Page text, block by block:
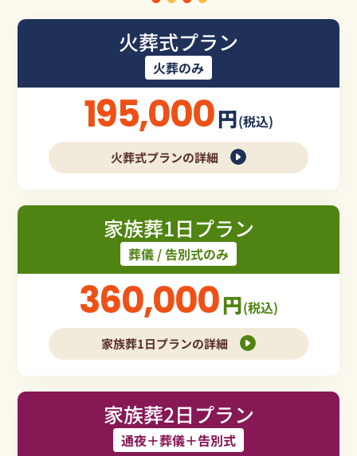
火葬式プラン
火葬のみ
195,000円(税込)
火葬式プランの詳細
家族葬1日プラン
葬儀 / 告別式のみ
360,000円(税込)
家族葬1日プランの詳細
家族葬2日プラン
通夜＋葬儀＋告別式